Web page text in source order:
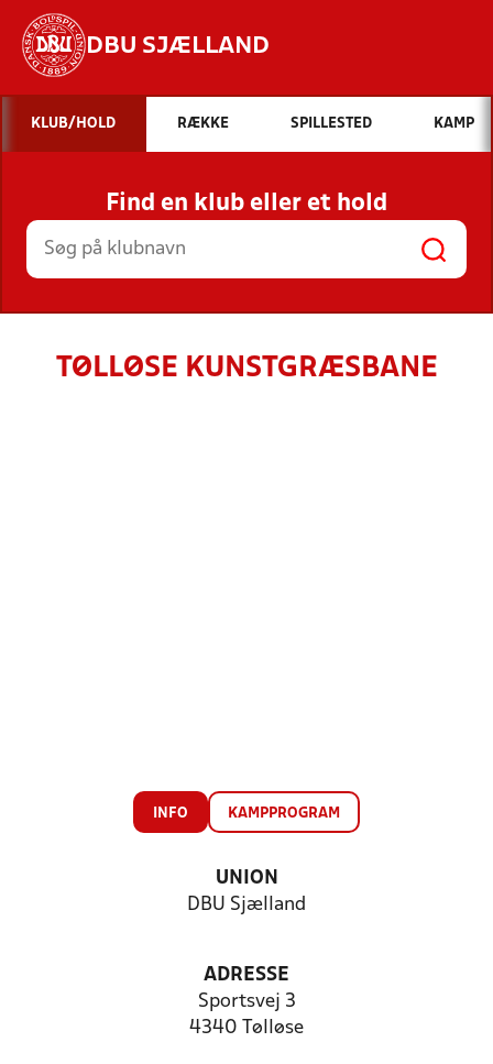
DBU SJÆLLAND
Hvad vil du søge efter?
INDHOLD OG NYHEDER
STILLINGER, RESULTATER, KLUBBER OG
HOLD
KLUB/HOLD RÆKKE SPILLESTED KAMP
Find en klub eller et hold
TØLLØSE KUNSTGRÆSBANE
INFO KAMPPROGRAM
UNION
DBU Sjælland
ADRESSE
Sportsvej 3
4340 Tølløse